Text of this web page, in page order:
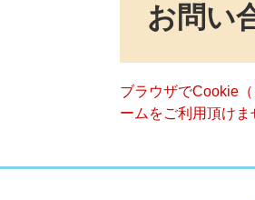
お問い
ブラウザでCookie
ームをご利用頂けま